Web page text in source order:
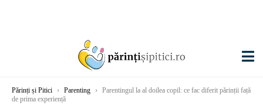
Părinți și Pitici › Parenting ›
Parentingul la al doilea copil: ce fac diferit părinții față
de prima experiență